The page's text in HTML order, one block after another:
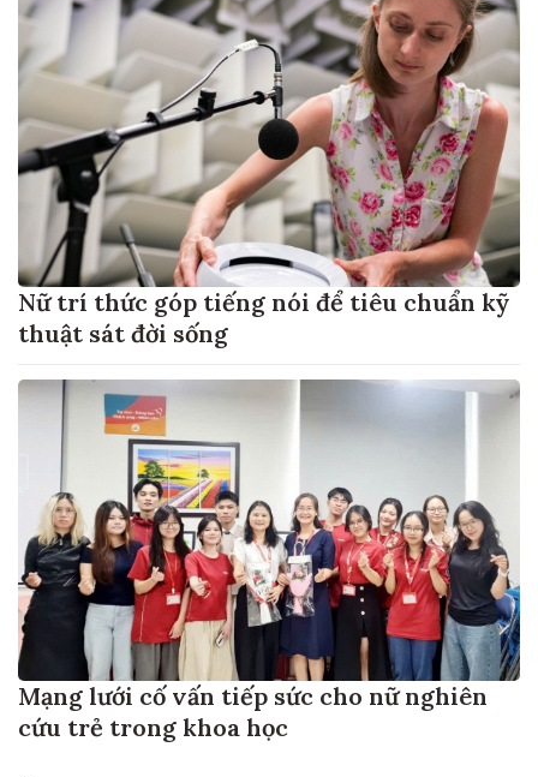
Nữ trí thức góp tiếng nói để tiêu chuẩn kỹ
thuật sát đời sống
Mạng lưới cố vấn tiếp sức cho nữ nghiên
cứu trẻ trong khoa học